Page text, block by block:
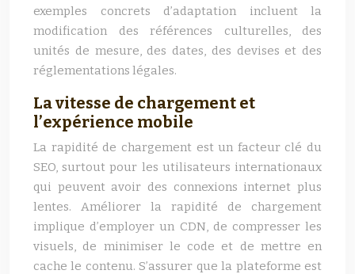
exemples concrets d’adaptation incluent la
modification des références culturelles, des
unités de mesure, des dates, des devises et des
réglementations légales.
La vitesse de chargement et
l’expérience mobile
La rapidité de chargement est un facteur clé du
SEO, surtout pour les utilisateurs internationaux
qui peuvent avoir des connexions internet plus
lentes. Améliorer la rapidité de chargement
implique d’employer un CDN, de compresser les
visuels, de minimiser le code et de mettre en
cache le contenu. S’assurer que la plateforme est